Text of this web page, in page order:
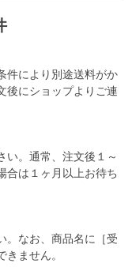
件により別途送料がか
後にショップよりご連
い。通常、注文後１～
合は１ヶ月以上お待ち
。なお、商品名に［受
ません。